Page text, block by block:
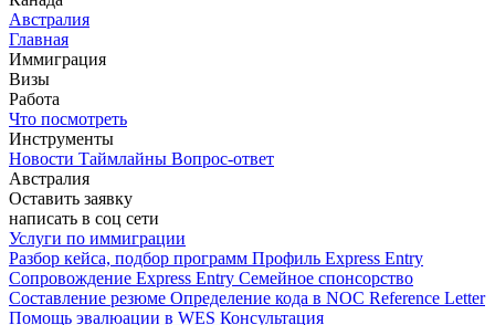
Австралия
Главная
Иммиграция
Визы
Работа
Что посмотреть
Инструменты
Новости Таймлайны Вопрос-ответ
Австралия
Оставить заявку
написать в соц сети
Услуги по иммиграции
Разбор кейса, подбор программ Профиль Express Entry
Сопровождение Express Entry Семейное спонсорство
Составление резюме Определение кода в NOC Reference Letter
Помощь эвалюации в WES Консультация